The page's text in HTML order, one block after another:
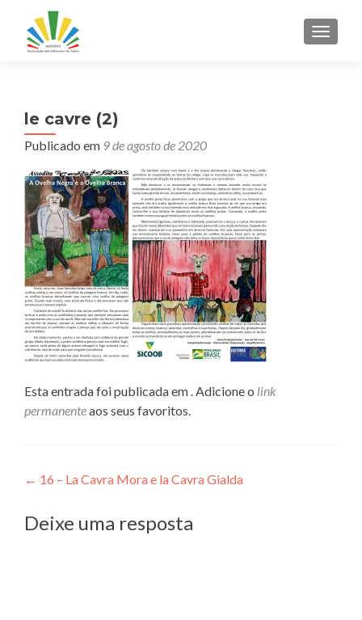
le cavre (2)
Publicado em 9 de agosto de 2020
Esta entrada foi publicada em . Adicione o link
permanenteaos seus favoritos.
Navegação
de
Post
← 16 – La Cavra Mora e la Cavra Gialda
Deixe uma resposta